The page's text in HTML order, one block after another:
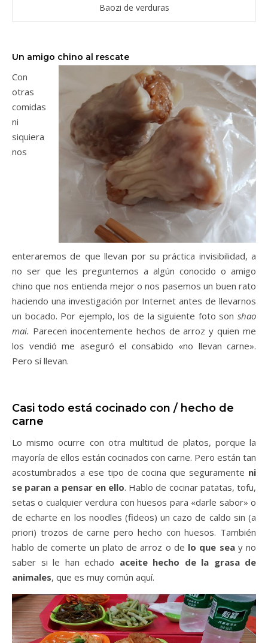
Baozi de verduras
Un amigo chino al rescate
Con
otras
comidas
ni
siquiera
nos
enteraremos de que llevan por su práctica invisibilidad, a
no ser que les preguntemos a algún conocido o amigo
chino que nos entienda mejor o nos pasemos un buen rato
haciendo una investigación por Internet antes de llevarnos
un bocado. Por ejemplo, los de la siguiente foto son shao
mai. Parecen inocentemente hechos de arroz y quien me
los vendió me aseguró el consabido «no llevan carne».
Pero sí llevan.
Casi todo está cocinado con / hecho de
carne
Lo mismo ocurre con otra multitud de platos, porque la
mayoría de ellos están cocinados con carne. Pero están tan
acostumbrados a ese tipo de cocina que seguramente ni
se paran a pensar en ello. Hablo de cocinar patatas, tofu,
setas o cualquier verdura con huesos para «darle sabor» o
de echarte en los noodles (fideos) un cazo de caldo sin (a
priori) trozos de carne pero hecho con huesos. También
hablo de comerte un plato de arroz o de lo que seay no
saber si le han echado aceite hecho de la grasa de
animales, que es muy común aquí.